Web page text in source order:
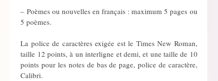
– Poèmes ou nouvelles en français : maximum 5 pages ou
5 poèmes.
La police de caractères exigée est le Times New Roman,
taille 12 points, à un interligne et demi, et une taille de 10
points pour les notes de bas de page, police de caractère,
Calibri.